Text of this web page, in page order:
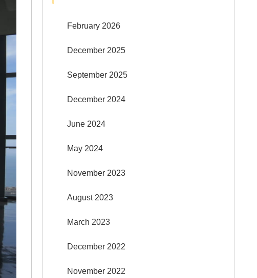
February 2026
December 2025
September 2025
December 2024
June 2024
May 2024
November 2023
August 2023
March 2023
December 2022
November 2022